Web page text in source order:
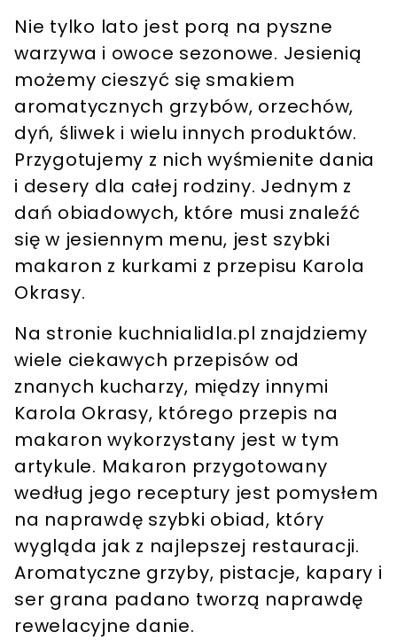
Nie tylko lato jest porą na pyszne
warzywa i owoce sezonowe. Jesienią
możemy cieszyć się smakiem
aromatycznych grzybów, orzechów,
dyń, śliwek i wielu innych produktów.
Przygotujemy z nich wyśmienite dania
i desery dla całej rodziny. Jednym z
dań obiadowych, które musi znaleźć
się w jesiennym menu, jest szybki
makaron z kurkami z przepisu Karola
Okrasy.
Na stronie kuchnialidla.pl znajdziemy
wiele ciekawych przepisów od
znanych kucharzy, między innymi
Karola Okrasy, którego przepis na
makaron wykorzystany jest w tym
artykule. Makaron przygotowany
według jego receptury jest pomysłem
na naprawdę szybki obiad, który
wygląda jak z najlepszej restauracji.
Aromatyczne grzyby, pistacje, kapary i
ser grana padano tworzą naprawdę
rewelacyjne danie.